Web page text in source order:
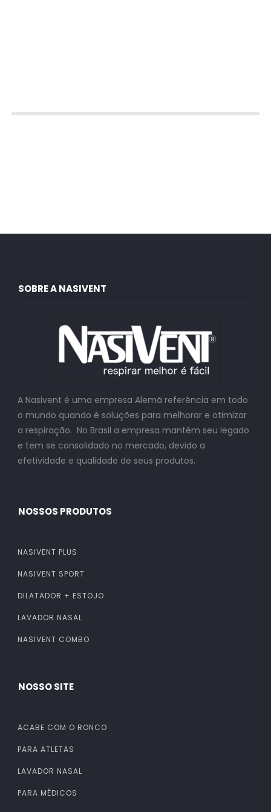
SOBRE A NASIVENT
A Nasivent é uma empresa Alemã referência em todo
o mundo quando é soluções para melhorar e otimizar
a respiração. No Brasil a empresa mantém seu legado
e tem se consolidado no mercado, devido a
efetividade e qualidade de seus produtos.
NOSSOS PRODUTOS
NASIVENT PLUS
NASIVENT SPORT
DILATADOR + ESTOJO
LAVADOR NASAL
NASIVENT COMBO
NOSSO SITE
ACABE COM O RONCO
PARA ATLETAS
LAVADOR NASAL
PARA MÉDICOS